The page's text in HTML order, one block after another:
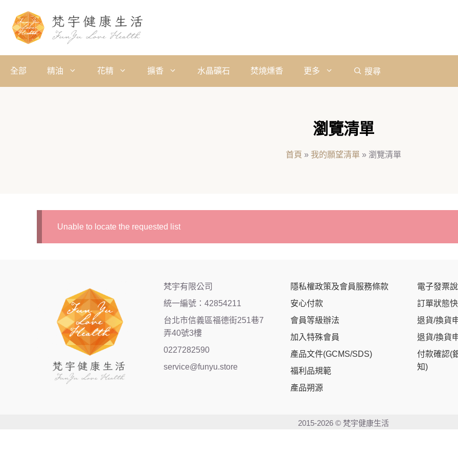
全部 精油 花精 擴香 水晶礦石 焚燒燻香 更多 搜尋
瀏覽清單
首頁 » 我的願望清單 » 瀏覽清單
Unable to locate the requested list
梵宇有限公司
統一編號：42854211
台北市信義區福德街251巷7
弄40號3樓
0227282590
service@funyu.store
隱私權政策及會員服務條款
安心付款
會員等級辦法
加入特殊會員
產品文件(GCMS/SDS)
福利品規範
產品朔源
電子發票
訂單狀態
退貨/換貨
退貨/換貨
付款確認(
知)
2015-2026 © 梵宇健康生活